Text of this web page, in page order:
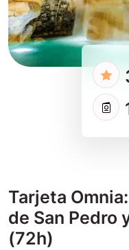
Tarjeta
de San Pedro
(72h)